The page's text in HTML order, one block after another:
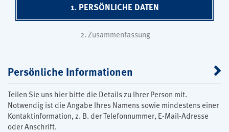
1. PERSÖNLICHE DATEN
2. Zusammenfassung
Persönliche Informationen
Teilen Sie uns hier bitte die Details zu Ihrer Person mit.
Notwendig ist die Angabe Ihres Namens sowie mindestens einer
Kontaktinformation, z. B. der Telefonnummer, E-Mail-Adresse
oder Anschrift.